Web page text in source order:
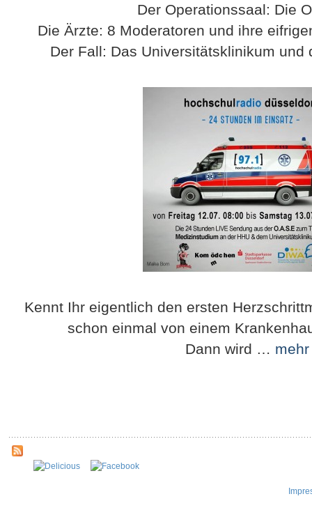
Der Operationssaal: Die
Die Ärzte: 8 Moderatoren und ihre
Der Fall: Das Universitätsklinikum und
Kennt Ihr eigentlich den ersten
schon einmal von einem
Dann wird … mehr